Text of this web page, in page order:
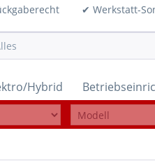
✔ Werkstatt-
Hybrid